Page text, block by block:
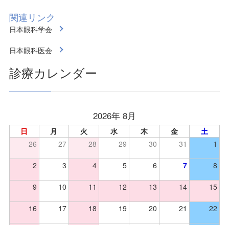
関連リンク
日本眼科学会
日本眼科医会
診療カレンダー
2026年 8月
日 月 火 水 木 金
土
26
27 28 29 30 31 1
2 3 4 5 6 7 8
9 10 11 12 13 14 15
16 17 18 19 20 21 22